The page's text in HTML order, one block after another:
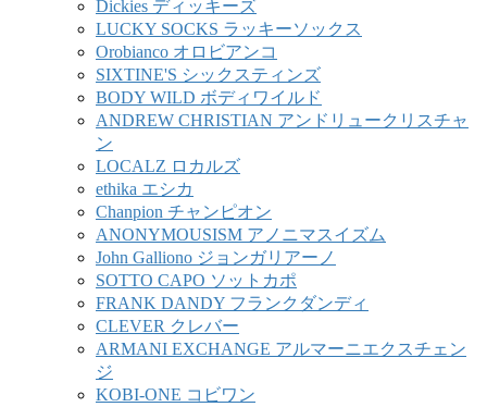
Dickies ディッキーズ
LUCKY SOCKS ラッキーソックス
Orobianco オロビアンコ
SIXTINE'S シックスティンズ
BODY WILD ボディワイルド
ANDREW CHRISTIAN アンドリュークリスチャ
ン
LOCALZ ロカルズ
ethika エシカ
Chanpion チャンピオン
ANONYMOUSISM アノニマスイズム
John Galliono ジョンガリアーノ
SOTTO CAPO ソットカポ
FRANK DANDY フランクダンディ
CLEVER クレバー
ARMANI EXCHANGE アルマーニエクスチェン
ジ
KOBI-ONE コビワン